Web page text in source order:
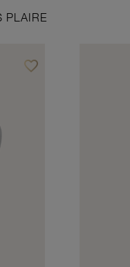
PLAIRE
favorite_borderAjouter à vos favoris